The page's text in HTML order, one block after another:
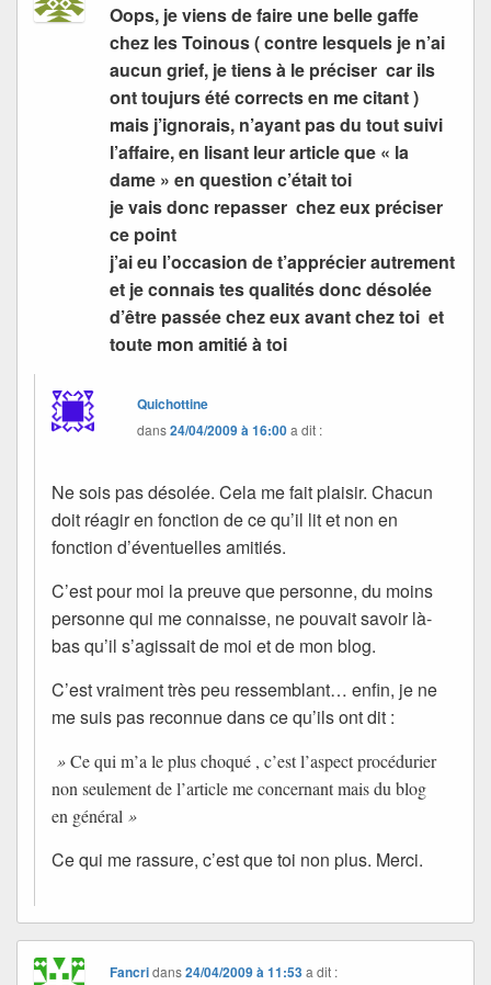
Oops, je viens de faire une belle gaffe
chez les Toinous ( contre lesquels je n’ai
aucun grief, je tiens à le préciser car ils
ont toujurs été corrects en me citant )
mais j’ignorais, n’ayant pas du tout suivi
l’affaire, en lisant leur article que « la
dame » en question c’était toi
je vais donc repasser chez eux préciser
ce point
j’ai eu l’occasion de t’apprécier autrement
et je connais tes qualités donc désolée
d’être passée chez eux avant chez toi et
toute mon amitié à toi
Quichottine
dans24/04/2009 à 16:00a dit :
Ne sois pas désolée. Cela me fait plaisir. Chacun
doit réagir en fonction de ce qu’il lit et non en
fonction d’éventuelles amitiés.
C’est pour moi la preuve que personne, du moins
personne qui me connaisse, ne pouvait savoir là-
bas qu’il s’agissait de moi et de mon blog.
C’est vraiment très peu ressemblant… enfin, je ne
me suis pas reconnue dans ce qu’ils ont dit :
»Ce qui m’a le plus choqué , c’est l’aspect procédurier
non seulement de l’article me concernant mais du blog
en général »
Ce qui me rassure, c’est que toi non plus. Merci.
Fancridans24/04/2009 à 11:53 a dit :